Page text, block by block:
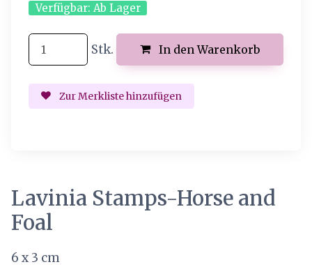
Verfügbar: Ab Lager
Stk. In den Warenkorb
Zur Merkliste hinzufügen
Lavinia Stamps-Horse and
Foal
6 x 3 cm